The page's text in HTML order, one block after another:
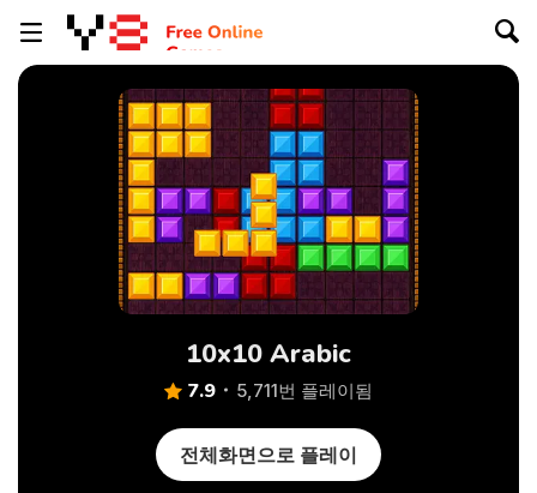
10x10 Arabic
7.9 5,711번 플레이됨
전체화면으로 플레이